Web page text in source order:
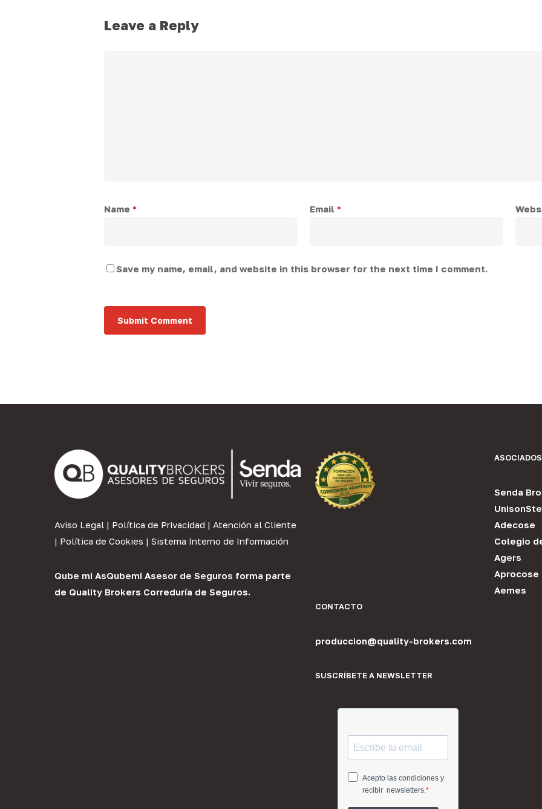
Leave a Reply
Name * Email *
Save my name, email, and website in this browser for the next time I comment.
Aviso Legal | Política de Privacidad | Atención al Cliente
| Política de Cookies | Sistema Interno de Información
Qube mi AsQubemi Asesor de Seguros forma parte
de Quality Brokers Correduría de Seguros.
Senda
Adecose
Colegio
Agers
Aprocose
Aemes
CONTACTO
produccion@quality-brokers.com
SUSCRÍBETE A NEWSLETTER